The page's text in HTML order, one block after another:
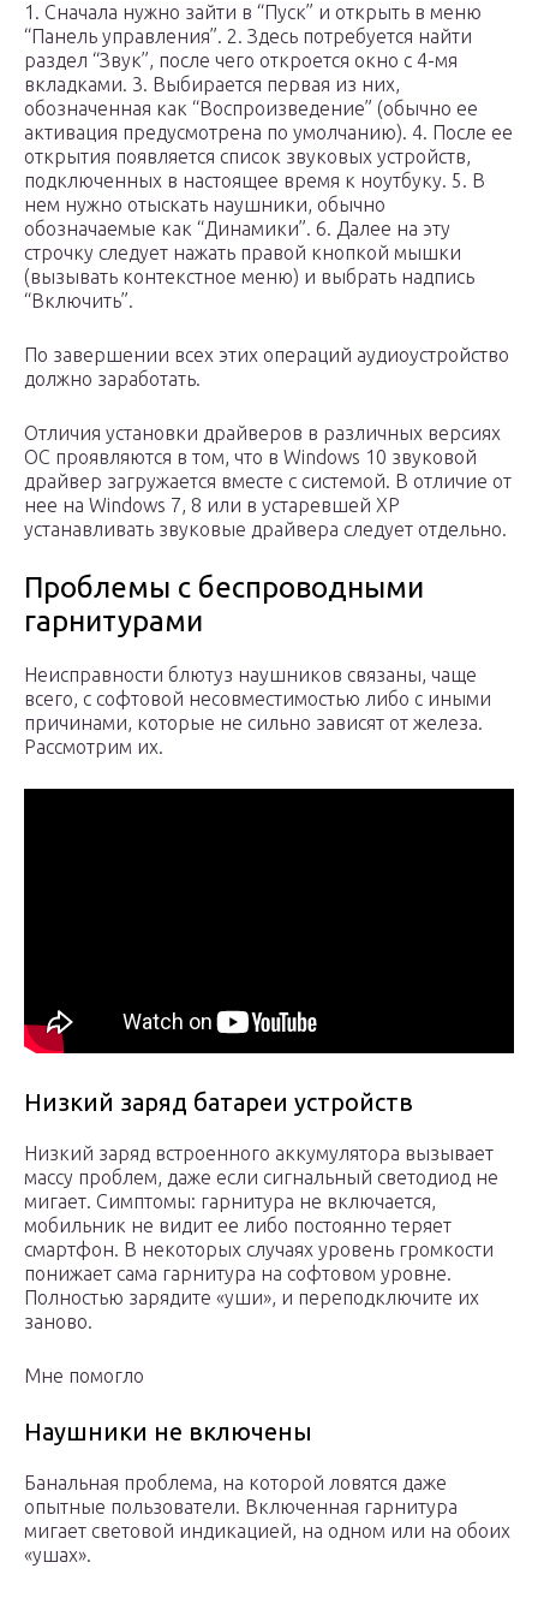
1. Сначала нужно зайти в “Пуск” и открыть в меню
“Панель управления”. 2. Здесь потребуется найти
раздел “Звук”, после чего откроется окно с 4-мя
вкладками. 3. Выбирается первая из них,
обозначенная как “Воспроизведение” (обычно ее
активация предусмотрена по умолчанию). 4. После ее
открытия появляется список звуковых устройств,
подключенных в настоящее время к ноутбуку. 5. В
нем нужно отыскать наушники, обычно
обозначаемые как “Динамики”. 6. Далее на эту
строчку следует нажать правой кнопкой мышки
(вызывать контекстное меню) и выбрать надпись
“Включить”.
По завершении всех этих операций аудиоустройство
должно заработать.
Отличия установки драйверов в различных версиях
ОС проявляются в том, что в Windows 10 звуковой
драйвер загружается вместе с системой. В отличие от
нее на Windows 7, 8 или в устаревшей XP
устанавливать звуковые драйвера следует отдельно.
Проблемы с беспроводными
гарнитурами
Неисправности блютуз наушников связаны, чаще
всего, с софтовой несовместимостью либо с иными
причинами, которые не сильно зависят от железа.
Рассмотрим их.
Низкий заряд батареи устройств
Низкий заряд встроенного аккумулятора вызывает
массу проблем, даже если сигнальный светодиод не
мигает. Симптомы: гарнитура не включается,
мобильник не видит ее либо постоянно теряет
смартфон. В некоторых случаях уровень громкости
понижает сама гарнитура на софтовом уровне.
Полностью зарядите «уши», и переподключите их
заново.
Мне помогло
Наушники не включены
Банальная проблема, на которой ловятся даже
опытные пользователи. Включенная гарнитура
мигает световой индикацией, на одном или на обоих
«ушах».